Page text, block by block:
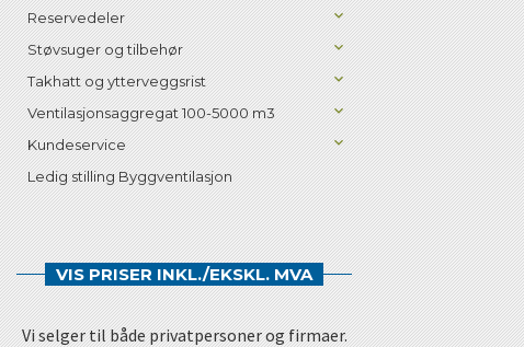
Reservedeler
Støvsuger og tilbehør
Takhatt og ytterveggsrist
Ventilasjonsaggregat 100-5000 m3
Kundeservice
Ledig stilling Byggventilasjon
VIS PRISER INKL./EKSKL. MVA
Vi selger til både privatpersoner og firmaer.